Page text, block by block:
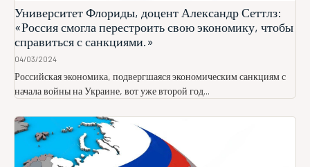
Университет Флориды, доцент Александр Сеттлз:
«Россия смогла перестроить свою экономику, чтобы
справиться с санкциями.»
04/03/2024
Российская экономика, подвергшаяся экономическим санкциям с
начала войны на Украине, вот уже второй год...